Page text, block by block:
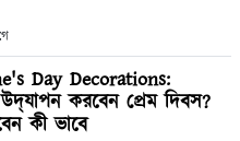
Day Decorations:
করবেন প্রেম দিবস?
কী ভাবে